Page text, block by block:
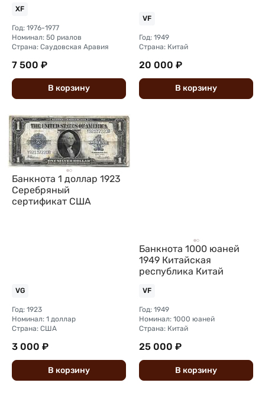
XF
Год: 1976-1977
Номинал: 50 риалов
Страна: Саудовская Аравия
7 500 ₽
В корзину
VF
Год: 1949
Страна: Китай
20 000 ₽
В корзину
Банкнота 1 доллар 1923
Серебряный
сертификат США
VG
Год: 1923
Номинал: 1 доллар
Страна: США
3 000 ₽
В корзину
Банкнота 1000 юаней
1949 Китайская
республика Китай
VF
Год: 1949
Номинал: 1000 юаней
Страна: Китай
25 000 ₽
В корзину